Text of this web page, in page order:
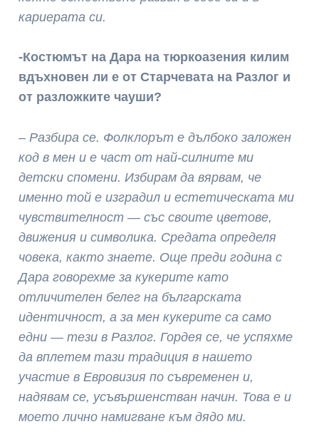
кариерата си.
-Костюмът на Дара на тюркоазения килим
вдъхновен ли е от Старчевата на Разлог и
от разложките чауши?
– Разбира се. Фолклорът е дълбоко заложен
код в мен и е част от най-силните ми
детски спомени. Избирам да вярвам, че
именно той е изградил и естетическата ми
чувствителност — със своите цветове,
движения и символика. Средата определя
човека, както знаете. Още преди година с
Дара говорехме за кукерите като
отличителен белег на българската
идентичност, а за мен кукерите са само
едни — тези в Разлог. Гордея се, че успяхме
да вплетем тази традиция в нашето
участие в Евровизия по съвременен и,
надявам се, усъвършенстван начин. Това е и
моето лично намигване към дядо ми.